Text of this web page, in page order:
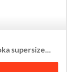
supersize...